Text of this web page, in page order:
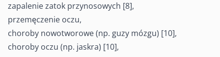
zapalenie zatok przynosowych [8],
przemęczenie oczu,
choroby nowotworowe (np. guzy mózgu) [10],
choroby oczu (np. jaskra) [10],